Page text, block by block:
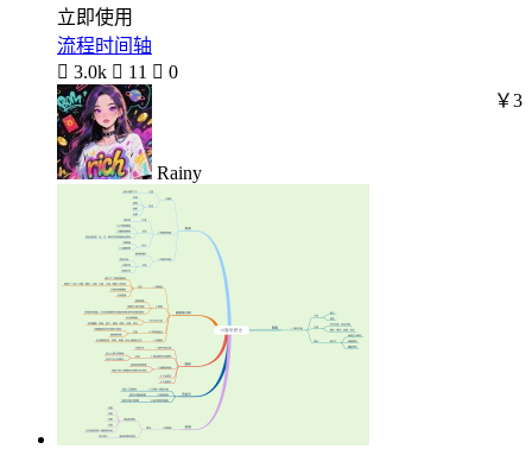
立即使用
流程时间轴
 3.0k  11  0
Rainy
￥3